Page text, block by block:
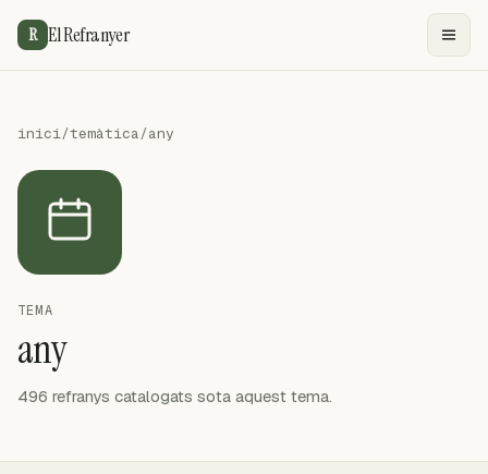
R El Refranyer
inici/temàtica/any
TEMA
any
496 refranys catalogats sota aquest tema.